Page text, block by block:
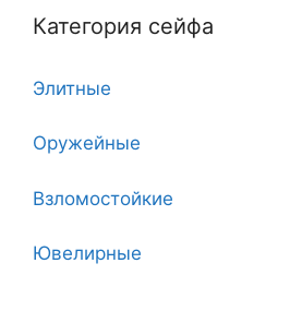
6
7
7 клинков
8
10
Категория сейфа
Элитные
Оружейные
Взломостойкие
Ювелирные